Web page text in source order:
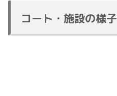
コート・施設の様子